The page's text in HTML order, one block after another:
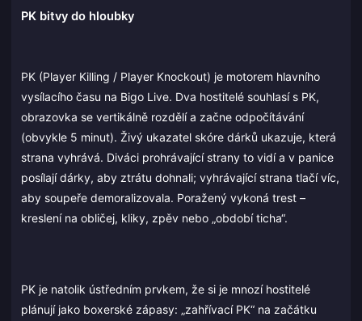
PK bitvy do hloubky
PK (Player Killing / Player Knockout) je motorem hlavního
vysílacího času na Bigo Live. Dva hostitelé souhlasí s PK,
obrazovka se vertikálně rozdělí a začne odpočítávání
(obvykle 5 minut). Živý ukazatel skóre dárků ukazuje, která
strana vyhrává. Diváci prohrávající strany to vidí a v panice
posílají dárky, aby ztrátu dohnali; vyhrávající strana tlačí víc,
aby soupeře demoralizovala. Poražený vykoná trest –
kreslení na obličej, kliky, zpěv nebo „období ticha“.
PK je natolik ústředním prvkem, že si je mnozí hostitelé
plánují jako boxerské zápasy: „zahřívací PK“ na začátku